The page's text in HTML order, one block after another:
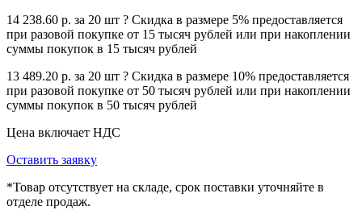
14 238.60 р. за 20 шт ? Cкидка в размере 5% предоставляется
при разовой покупке от 15 тысяч рублей или при накоплении
суммы покупок в 15 тысяч рублей
13 489.20 р. за 20 шт ? Cкидка в размере 10% предоставляется
при разовой покупке от 50 тысяч рублей или при накоплении
суммы покупок в 50 тысяч рублей
Цена включает НДС
Оставить заявку
*Товар отсутствует на складе, срок поставки уточняйте в
отделе продаж.